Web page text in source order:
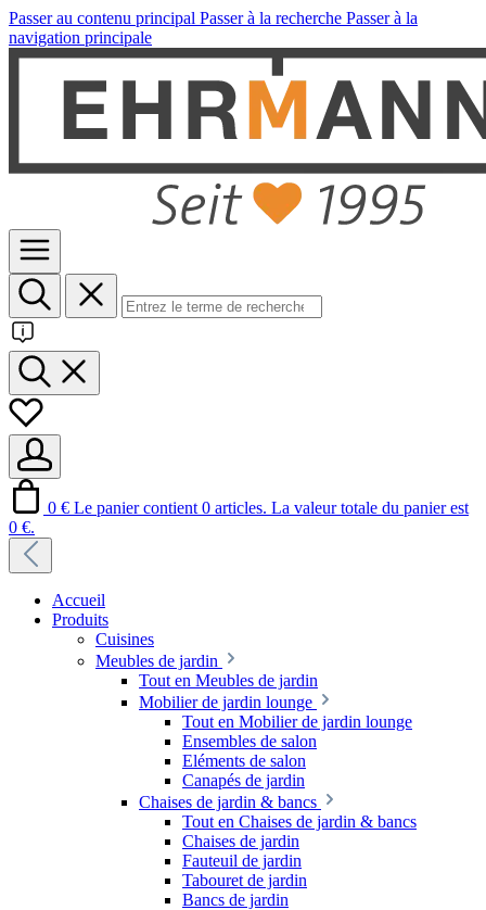
Passer au contenu principal Passer à la recherche Passer à la
navigation principale
0 € Le panier contient 0 articles. La valeur totale du panier est
0 €.
Accueil
Produits
Cuisines
Meubles de jardin
Tout en Meubles de jardin
Mobilier de jardin lounge
Tout en Mobilier de jardin lounge
Ensembles de salon
Eléments de salon
Canapés de jardin
Chaises de jardin & bancs
Tout en Chaises de jardin & bancs
Chaises de jardin
Fauteuil de jardin
Tabouret de jardin
Bancs de jardin